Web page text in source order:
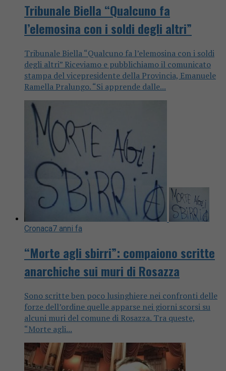
Tribunale Biella “Qualcuno fa
l’elemosina con i soldi degli altri”
Tribunale Biella “Qualcuno fa l’elemosina con i soldi
degli altri” Riceviamo e pubblichiamo il comunicato
stampa del vicepresidente della Provincia, Emanuele
Ramella Pralungo. “Si apprende dalle...
Cronaca7 anni fa
“Morte agli sbirri”: compaiono scritte
anarchiche sui muri di Rosazza
Sono scritte ben poco lusinghiere nei confronti delle
forze dell’ordine quelle apparse nei giorni scorsi su
alcuni muri del comune di Rosazza. Tra queste,
“Morte agli...